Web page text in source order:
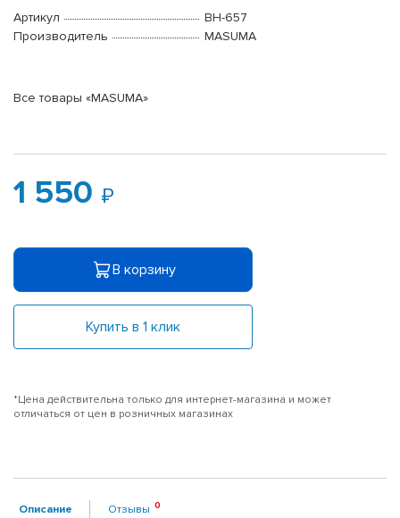
Артикул
BH-657
Производитель
MASUMA
Все товары «MASUMA»
1 550
В корзину
Купить в 1 клик
*Цена действительна только для интернет-магазина и может
отличаться от цен в розничных магазинах
Описание Отзывы